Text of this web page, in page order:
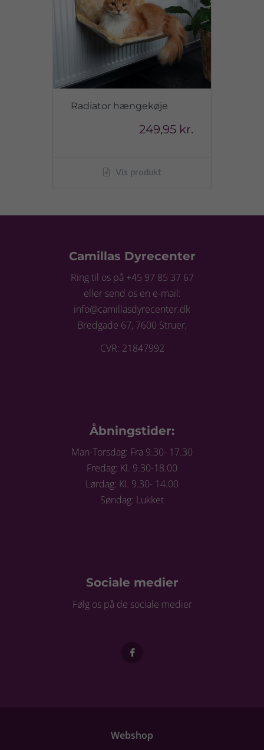
Radiator hængekøje
249,95 kr.
Vis produkt
Camillas Dyrecenter
Ring til os på +45 97 85 37 67
eller send os en e-mail:
info@camillasdyrecenter.dk
Bredgade 67, 7600 Struer,
CVR: 21847992
Åbningstider:
Man-Torsdag: Fra 9.30- 17.30
Fredag: Kl. 9.30-18.00
Lørdag: Kl. 9.30- 14.00
Søndag: Lukket
Sociale medier
Følg os på de sociale medier
Webshop